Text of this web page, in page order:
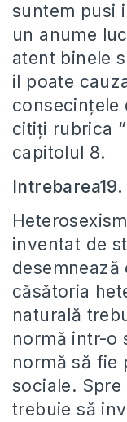
suntem pusi
un anume
atent binele
il poate
consecințele
citiți rubrica
capitolul 8.
inventat de
căsătoria
naturală
normă intr-o
normă să fie
sociale.
trebuie să